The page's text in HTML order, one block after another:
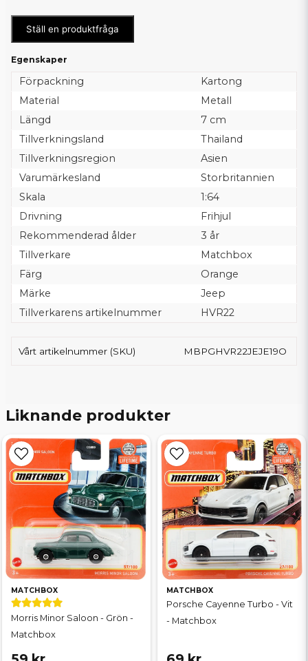
Ställ en produktfråga
Egenskaper
Förpackning
Kartong
Material
Metall
Längd
7 cm
Tillverkningsland
Thailand
Tillverkningsregion
Asien
Varumärkesland
Storbritannien
Skala
1:64
Drivning
Frihjul
Rekommenderad ålder
3 år
Tillverkare
Matchbox
Färg
Orange
Märke
Jeep
Tillverkarens artikelnummer
HVR22
Vårt artikelnummer (SKU) MBPGHVR22JEJE19O
Liknande produkter
MATCHBOX
Morris Minor Saloon - Grön -
Matchbox
MATCHBOX
Porsche Cayenne Turbo - Vit
- Matchbox